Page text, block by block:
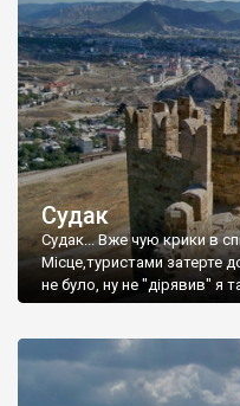
Судак
Судак... Вже чую крики в
Місце,туристами затерте
не було, ну не "дірявив" я